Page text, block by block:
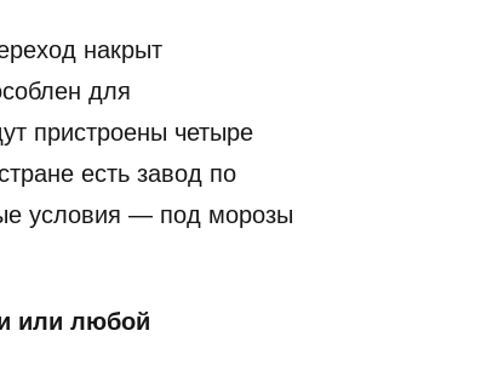
накрыт
для
пристроены четыре
есть завод по
условия — под морозы
или любой